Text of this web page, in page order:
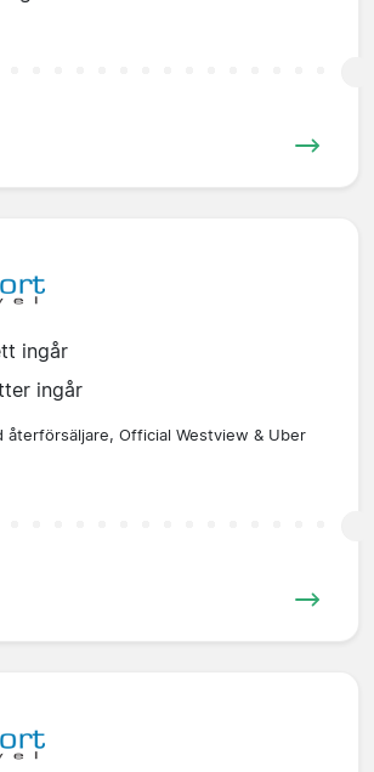
ingår
ingår
återförsäljare, Official Westview & Uber